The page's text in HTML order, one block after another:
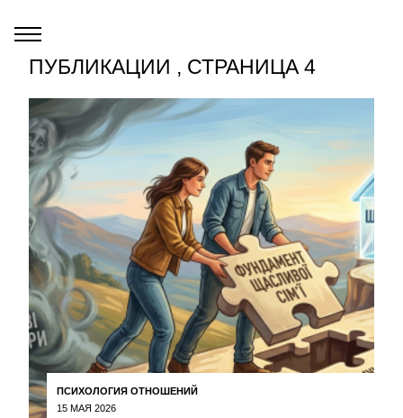
ПУБЛИКАЦИИ , СТРАНИЦА 4
ПСИХОЛОГИЯ ОТНОШЕНИЙ
15 МАЯ 2026